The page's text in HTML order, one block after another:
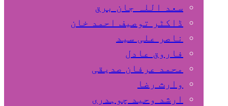
سعد اللہ جان برق
ڈاکٹر توصیف احمد خان
ناصر علی سید
فاروق عادل
محمد عرفان صدیقی
وارث رضا
ارشد وحید چوہدری